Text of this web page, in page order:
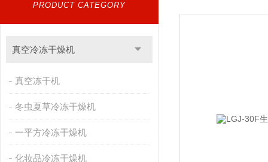
PRODUCT CATEGORY
真空冷冻干燥机
真空冻干机
冬虫夏草冷冻干燥机
一平方冷冻干燥机
化妆品冷冻干燥机